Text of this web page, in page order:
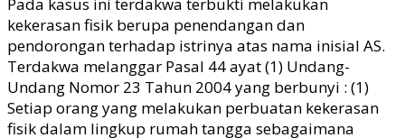
kekerasan fisik berupa penendangan dan
pendorongan terhadap istrinya atas nama inisial AS.
Terdakwa melanggar Pasal 44 ayat (1) Undang-
Undang Nomor 23 Tahun 2004 yang berbunyi : (1)
Setiap orang yang melakukan perbuatan kekerasan
fisik dalam lingkup rumah tangga sebagaimana